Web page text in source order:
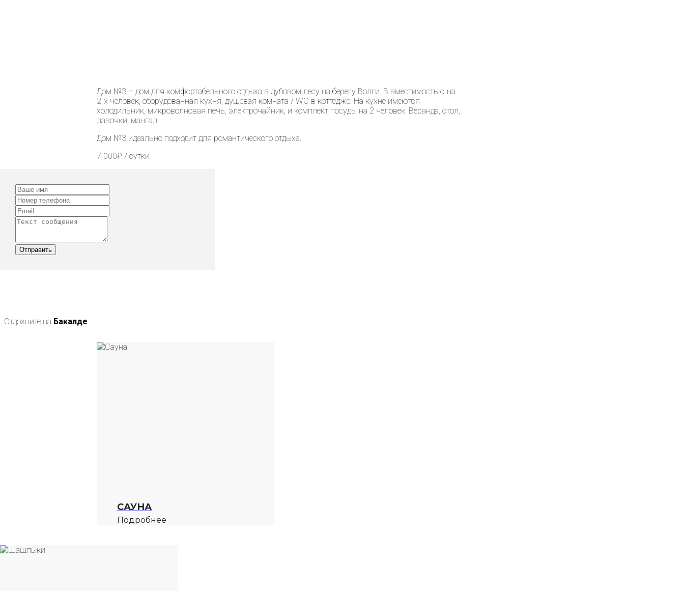
Дом №3 – дом для комфортабельного отдыха в дубовом лесу на берегу Волги. В вместимостью на
2-х человек, оборудованная кухня, душевая комната / WC в коттедже. На кухне имеются
холодильник, микроволновая печь, электрочайник, и комплект посуды на 2 человек. Веранда, стол,
лавочки, мангал.
Дом №3 идеально подходит для романтического отдыха.
7 000₽ / сутки
Отправить
Отдохните на Бакалде
САУНА
Подробнее